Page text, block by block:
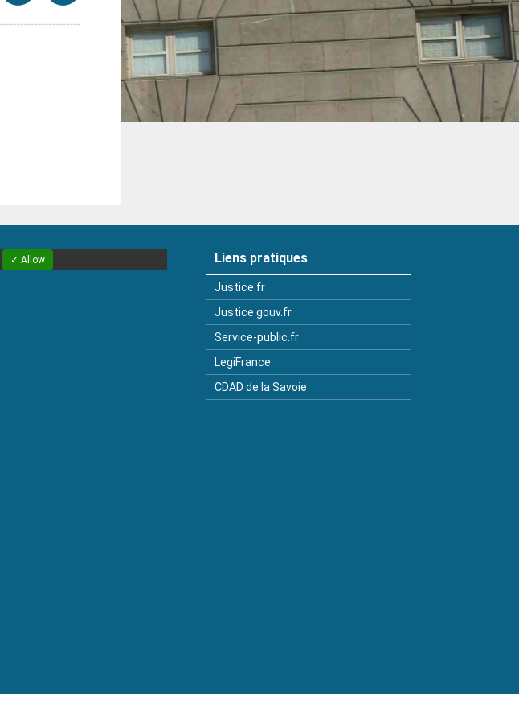
✓ Allow Liens pratiques
Justice.fr
Justice.gouv.fr
Service-public.fr
LegiFrance
CDAD de la Savoie